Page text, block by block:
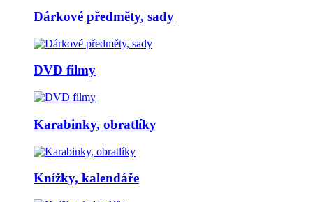
Dárkové předměty, sady
DVD filmy
Karabinky, obratlíky
Knížky, kalendáře